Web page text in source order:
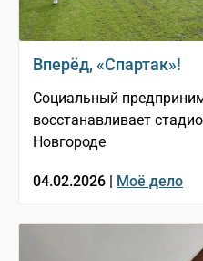
Вперёд, «Спартак»!
Социальный
восстанавливает
Новгороде
04.02.2026 | Моё дело